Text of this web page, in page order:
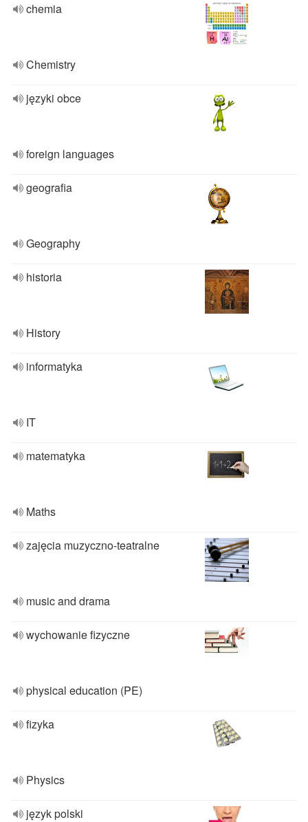
chemia
Chemistry
języki obce
foreign languages
geografia
Geography
historia
History
informatyka
IT
matematyka
Maths
zajęcia muzyczno-teatralne
music and drama
wychowanie fizyczne
physical education (PE)
fizyka
Physics
język polski